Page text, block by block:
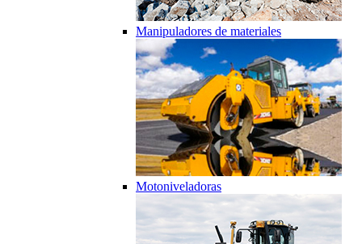
Manipuladores de materiales
Motoniveladoras